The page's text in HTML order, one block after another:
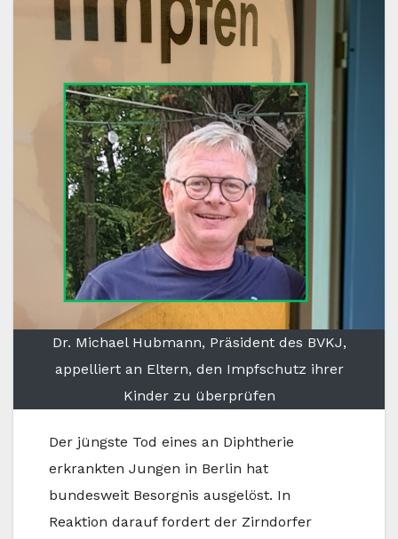
Dr. Michael Hubmann, Präsident des BVKJ,
appelliert an Eltern, den Impfschutz ihrer
Kinder zu überprüfen
Der jüngste Tod eines an Diphtherie
erkrankten Jungen in Berlin hat
bundesweit Besorgnis ausgelöst. In
Reaktion darauf fordert der Zirndorfer